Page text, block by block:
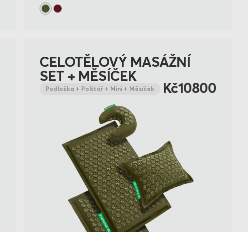
CELOTĚLOVÝ MASÁŽNÍ
SET + MĚSÍČEK
Podložka + Polštář + Mini + Měsíček Kč10800